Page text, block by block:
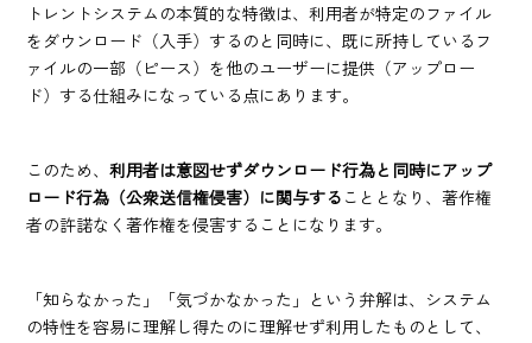
トレントシステムの本質的な特徴は、利用者が特定のファイル
をダウンロード（入手）するのと同時に、既に所持しているフ
ァイルの一部（ピース）を他のユーザーに提供（アップロー
ド）する仕組みになっている点にあります。
このため、 利用者は意図せずダウンロード行為と同時にアップ
ロード行為（公衆送信権侵害）に関与する こととなり、著作権
者の許諾なく著作権を侵害することになります。
「知らなかった」「気づかなかった」という弁解は、システム
の特性を容易に理解し得たのに理解せず利用したものとして、